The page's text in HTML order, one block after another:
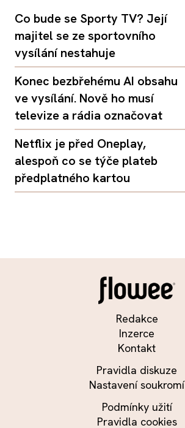
Co bude se Sporty TV? Její
majitel se ze sportovního
vysílání nestahuje
Konec bezbřehému AI obsahu
ve vysílání. Nově ho musí
televize a rádia označovat
Netflix je před Oneplay,
alespoň co se týče plateb
předplatného kartou
Redakce
Inzerce
Kontakt
Pravidla diskuze
Nastavení soukromí
Podmínky užití
Pravidla cookies